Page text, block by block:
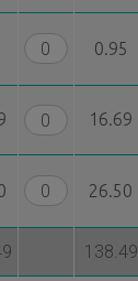
0.95
16.69
26.50
138.49